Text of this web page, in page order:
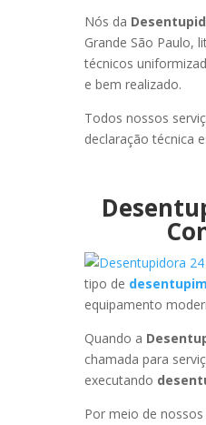
Nós da
Grande São Paulo,
técnicos
e bem realizado.
Todos nossos
declaração técnica
tipo de
equipamento
Quando a
chamada para
executando
Por meio de